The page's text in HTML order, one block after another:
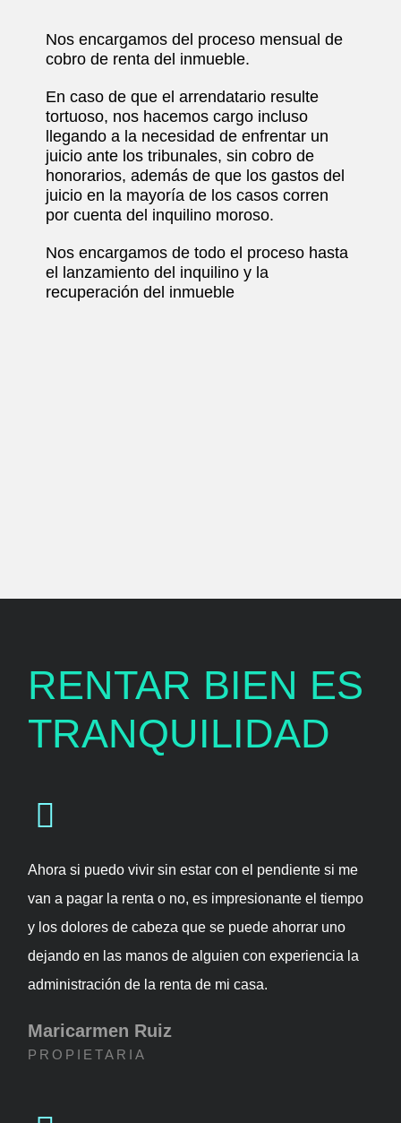
Nos encargamos del proceso mensual de
cobro de renta del inmueble.
En caso de que el arrendatario resulte
tortuoso, nos hacemos cargo incluso
llegando a la necesidad de enfrentar un
juicio ante los tribunales, sin cobro de
honorarios, además de que los gastos del
juicio en la mayoría de los casos corren
por cuenta del inquilino moroso.
Nos encargamos de todo el proceso hasta
el lanzamiento del inquilino y la
recuperación del inmueble
RENTAR BIEN ES
TRANQUILIDAD
Ahora si puedo vivir sin estar con el pendiente si me
van a pagar la renta o no, es impresionante el tiempo
y los dolores de cabeza que se puede ahorrar uno
dejando en las manos de alguien con experiencia la
administración de la renta de mi casa.
Maricarmen Ruiz
PROPIETARIA